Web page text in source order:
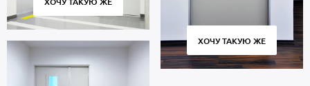
ХОЧУ ТАКУЮ ЖЕ
ХОЧУ ТАКУЮ ЖЕ